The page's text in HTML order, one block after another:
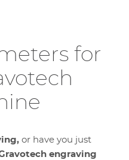
for
or have you just
engraving